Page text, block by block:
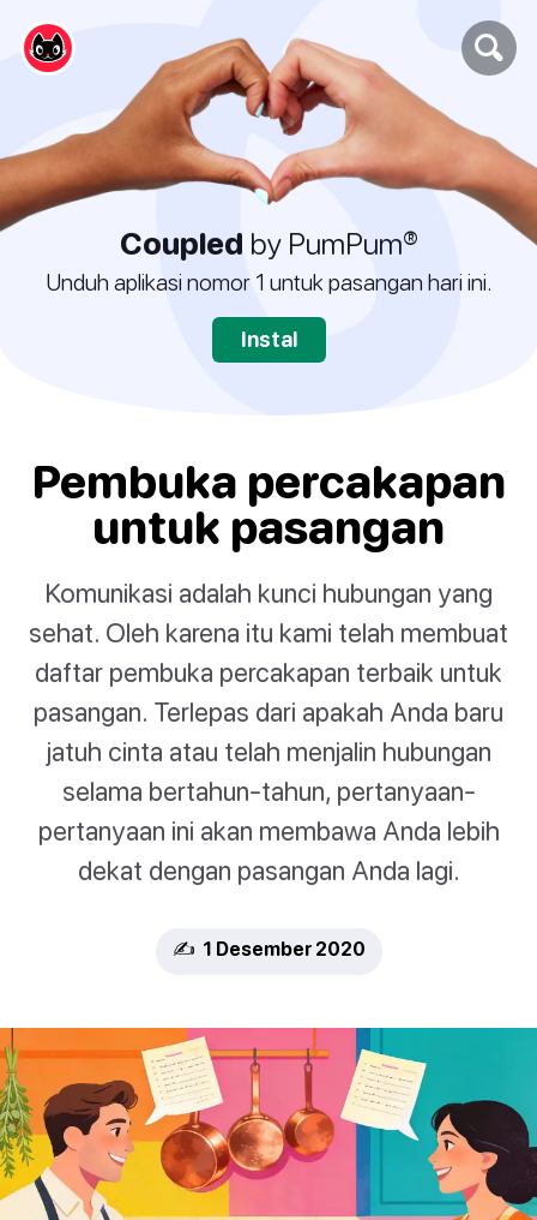
Coupled by PumPum®
Unduh aplikasi nomor 1 untuk pasangan hari ini.
Instal
Pembuka percakapan
untuk pasangan
Komunikasi adalah kunci hubungan yang
sehat. Oleh karena itu kami telah membuat
daftar pembuka percakapan terbaik untuk
pasangan. Terlepas dari apakah Anda baru
jatuh cinta atau telah menjalin hubungan
selama bertahun-tahun, pertanyaan-
pertanyaan ini akan membawa Anda lebih
dekat dengan pasangan Anda lagi.
✍️ 1 Desember 2020